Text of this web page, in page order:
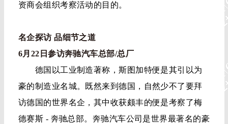
资商会组织考察活动的目的。
名企探访 品细节之道
6月22日参访奔驰汽车总部/总厂
德国以工业制造著称，斯图加特便是其引以为
豪的制造业名城。既然来到德国，自然少不了要拜
访德国的世界名企，其中收获颇丰的便是考察了梅
德赛斯 - 奔驰总部。奔驰汽车公司是世界最著名的豪